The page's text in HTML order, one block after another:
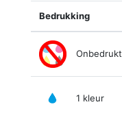
Bedrukking
Onbedrukt
1 kleur